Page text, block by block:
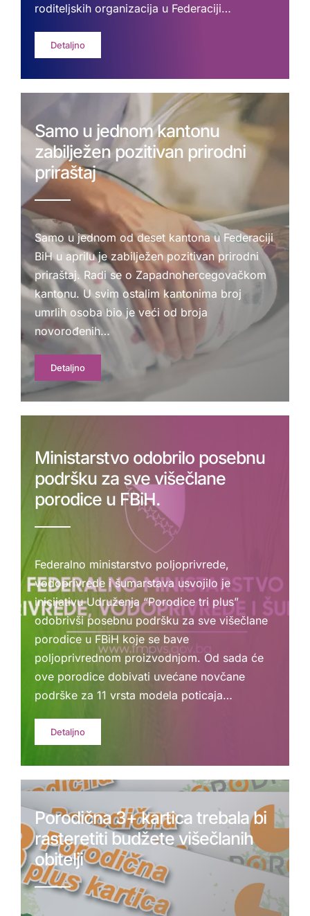
roditeljskih organizacija u Federaciji…
Detaljno
Samo u jednom kantonu
zabilježen pozitivan prirodni
priraštaj
Samo u jednom od deset kantona u Federaciji
BiH u aprilu je zabilježen pozitivan prirodni
priraštaj. Radi se o Zapadnohercegovačkom
kantonu. U svim ostalim kantonima broj
umrlih osoba bio je veći od broja
novorođenih…
Detaljno
Ministarstvo odobrilo posebnu
podršku za sve višečlane
porodice u FBiH.
Federalno ministarstvo poljoprivrede,
vodoprivrede i šumarstava usvojilo je
inicijativu Udruženja “Porodice tri plus”
odobrivši posebnu podršku za sve višečlane
porodice u FBiH koje se bave
poljoprivrednom proizvodnjom. Od sada će
ove porodice dobivati uvećane novčane
podrške za 11 vrsta modela poticaja…
Detaljno
Porodična 3+ kartica trebala bi
rasteretiti budžete višečlanih
obitelji